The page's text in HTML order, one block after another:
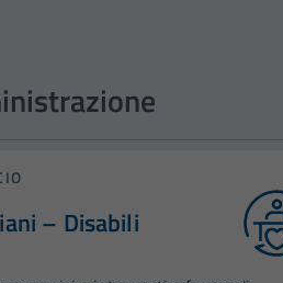
– Disabili